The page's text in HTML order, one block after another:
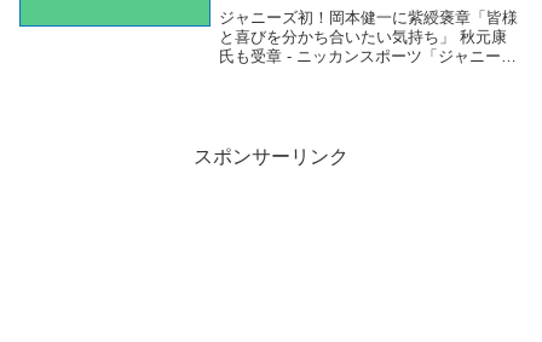
ンスポーツ
ジャニーズ初！岡本健一に紫綬褒章「皆様
と喜びを分かち合いたい気持ち」 秋元康
氏も受章 - ニッカンスポーツ「ジャニー
スポンサーリンク